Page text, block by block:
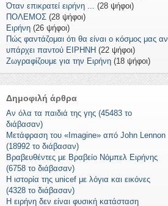
Όταν επικρατεί ειρήνη ...
(28 ψήφοι)
ΠΟΛΕΜΟΣ (28 ψήφοι)
Ειρήνη (26 ψήφοι)
Πώς φαντάζομαι ότι θα είναι ο κόσμος μας αν
υπάρχει παντού ΕΙΡΗΝΗ (22 ψήφοι)
Ζωγραφίζουμε για την Ειρήνη (18 ψήφοι)
Δημοφιλή άρθρα
Αν όλα τα παιδιά της γης (45483 το
διάβασαν)
Μετάφραση του «Imagine» από John Lennon
(18992 το διάβασαν)
Βραβευθέντες με Βραβείο Νόμπελ Ειρήνης
(6758 το διάβασαν)
Η ιστορία της unicef με λόγια και εικόνες
(4328 το διάβασαν)
Η ειρήνη δεν είναι φυσική κατάσταση